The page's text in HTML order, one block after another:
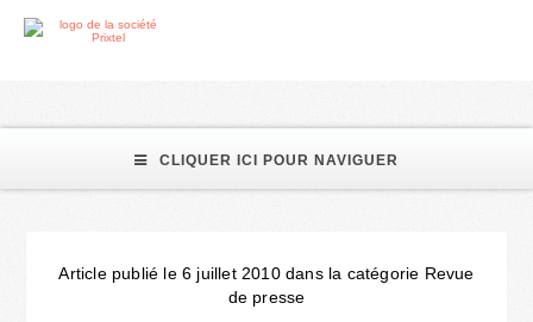
CLIQUER ICI POUR NAVIGUER
Article publié le 6 juillet 2010 dans la catégorie Revue
de presse